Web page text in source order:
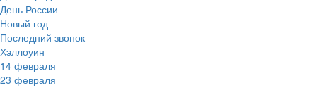
День России
Новый год
Последний звонок
Хэллоуин
14 февраля
23 февраля